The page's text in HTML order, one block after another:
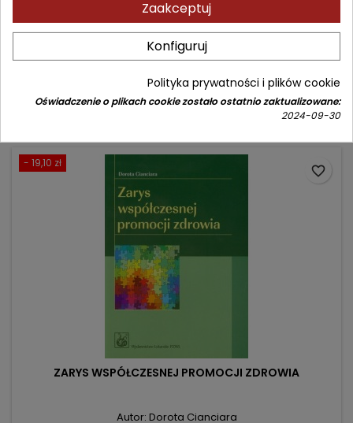
Autor: Megan-Jane Johnstone
(0)
Zasady podejmowania decyzji etycznych
Cena
36,00 złCena
podstawowa
58,00 zł
 Dodaj do koszyka
- 19,10 zł
ZARYS WSPÓŁCZESNEJ PROMOCJI ZDROWIA
Autor: Dorota Cianciara
favorite_border
Zaakceptuj
Konfiguruj
Polityka prywatności i plików cookie
Oświadczenie o plikach cookie zostało ostatnio zaktualizowane:
2024-09-30